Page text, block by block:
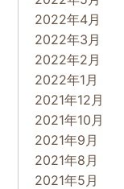
2022年4月
2022年3月
2022年2月
2022年1月
2021年12月
2021年10月
2021年9月
2021年8月
2021年5月